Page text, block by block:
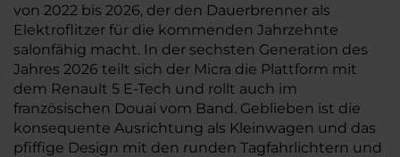
von 2022 bis 2026, der den Dauerbrenner als
Elektroflitzer für die kommenden Jahrzehnte
salonfähig macht. In der sechsten Generation des
Jahres 2026 teilt sich der Micra die Plattform mit
dem Renault 5 E-Tech und rollt auch im
französischen Douai vom Band. Geblieben ist die
konsequente Ausrichtung als Kleinwagen und das
pfiffige Design mit den runden Tagfahrlichtern und